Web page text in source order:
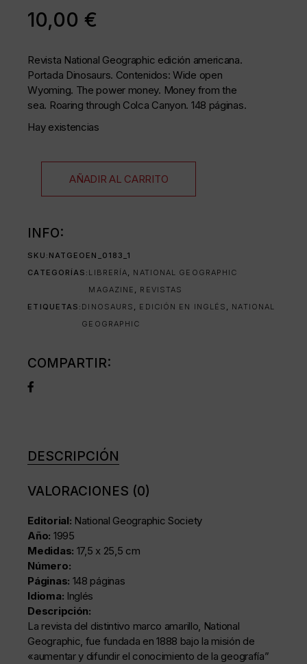
10,00€
Revista National Geographic edición americana.
Portada Dinosaurs. Contenidos: Wide open
Wyoming. The power money. Money from the
sea. Roaring through Colca Canyon. 148 páginas.
Hay existencias
AÑADIR AL CARRITO
INFO:
SKU: NATGEOEN_0183_1
CATEGORÍAS: LIBRERÍA, NATIONAL GEOGRAPHIC
MAGAZINE , REVISTAS
ETIQUETAS: DINOSAURS , EDICIÓN EN INGLÉS , NATIONAL
GEOGRAPHIC
COMPARTIR:
DESCRIPCIÓN
VALORACIONES (0)
Editorial: National Geographic Society
Año: 1995
Medidas: 17,5 x 25,5 cm
Número:
Páginas: 148 páginas
Idioma: Inglés
Descripción:
La revista del distintivo marco amarillo, National
Geographic, fue fundada en 1888 bajo la misión de
«aumentar y difundir el conocimiento de la geografía”